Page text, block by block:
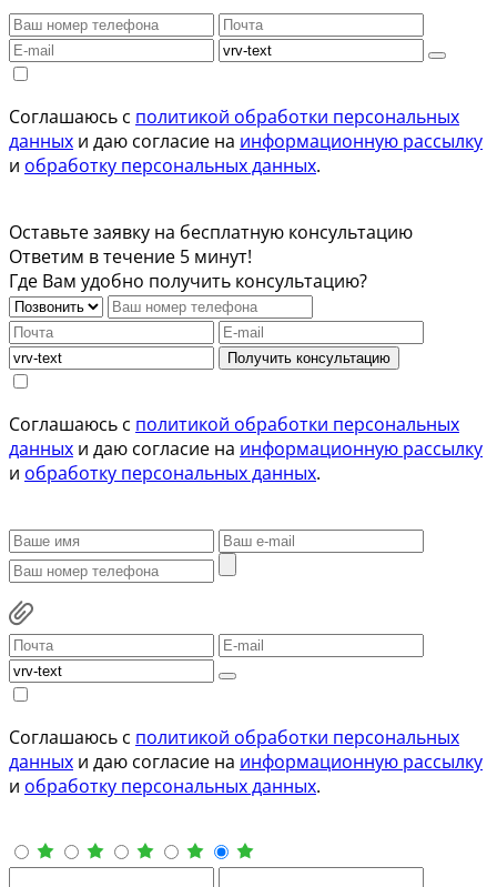
Соглашаюсь с политикой обработки персональных
данных и даю согласие на информационную рассылку
и обработку персональных данных.
Оставьте заявку на бесплатную консультацию
Ответим в течение 5 минут!
Где Вам удобно получить консультацию?
Получить консультацию
Соглашаюсь с политикой обработки персональных
данных и даю согласие на информационную рассылку
и обработку персональных данных.
Соглашаюсь с политикой обработки персональных
данных и даю согласие на информационную рассылку
и обработку персональных данных.